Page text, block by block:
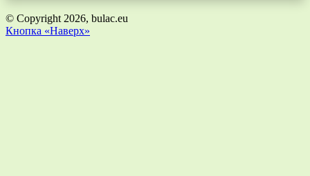
© Copyright 2026, bulac.eu
Кнопка «Наверх»